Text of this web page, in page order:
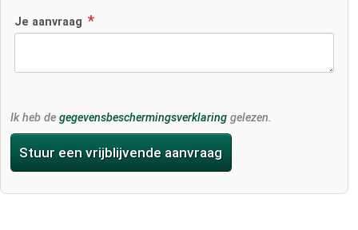
Je aanvraag
Ik heb de gegevensbeschermingsverklaring gelezen.
Stuur een vrijblijvende aanvraag